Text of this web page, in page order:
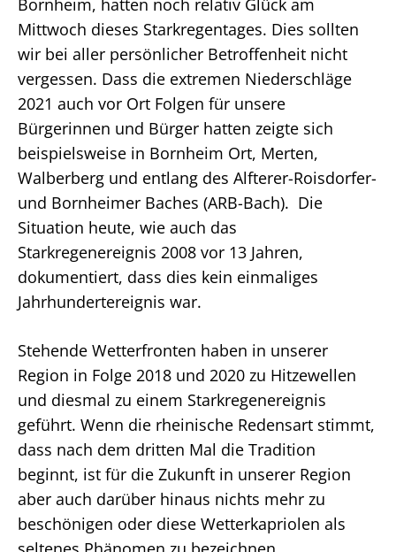
Mittwoch dieses Starkregentages. Dies sollten
wir bei aller persönlicher Betroffenheit nicht
vergessen. Dass die extremen Niederschläge
2021 auch vor Ort Folgen für unsere
Bürgerinnen und Bürger hatten zeigte sich
beispielsweise in Bornheim Ort, Merten,
Walberberg und entlang des Alfterer-Roisdorfer-
und Bornheimer Baches (ARB-Bach). Die
Situation heute, wie auch das
Starkregenereignis 2008 vor 13 Jahren,
dokumentiert, dass dies kein einmaliges
Jahrhundertereignis war.
Stehende Wetterfronten haben in unserer
Region in Folge 2018 und 2020 zu Hitzewellen
und diesmal zu einem Starkregenereignis
geführt. Wenn die rheinische Redensart stimmt,
dass nach dem dritten Mal die Tradition
beginnt, ist für die Zukunft in unserer Region
aber auch darüber hinaus nichts mehr zu
beschönigen oder diese Wetterkapriolen als